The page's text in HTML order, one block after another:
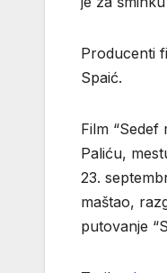
Producenti
Spaić.
Film
Paliću,
23.
maštao,
putovanje